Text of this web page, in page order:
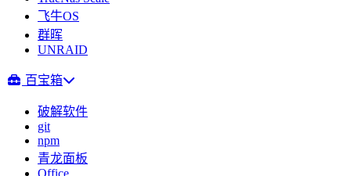
飞牛OS
群晖
UNRAID
百宝箱
破解软件
git
npm
青龙面板
Office